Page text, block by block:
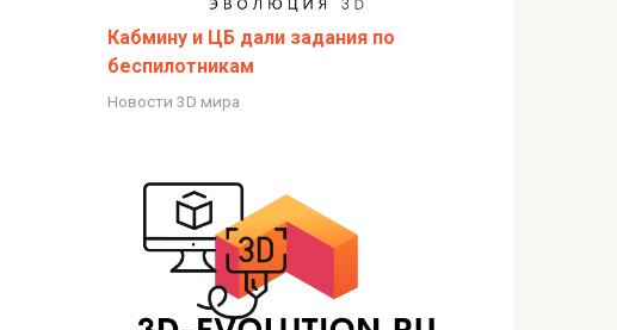
Кабмину и ЦБ дали задания по
беспилотникам
Новости 3D мира